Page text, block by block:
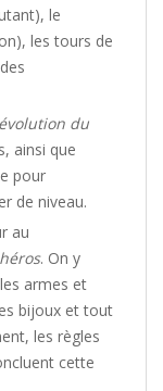
le
les tours de
du
ainsi que
pour
de niveau.
au
. On y
armes et
bijoux et tout
les règles
cette